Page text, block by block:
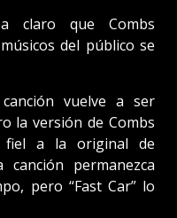
claro que Combs
del público se
vuelve a ser
la versión de Combs
fiel a la original de
permanezca
pero “Fast Car” lo